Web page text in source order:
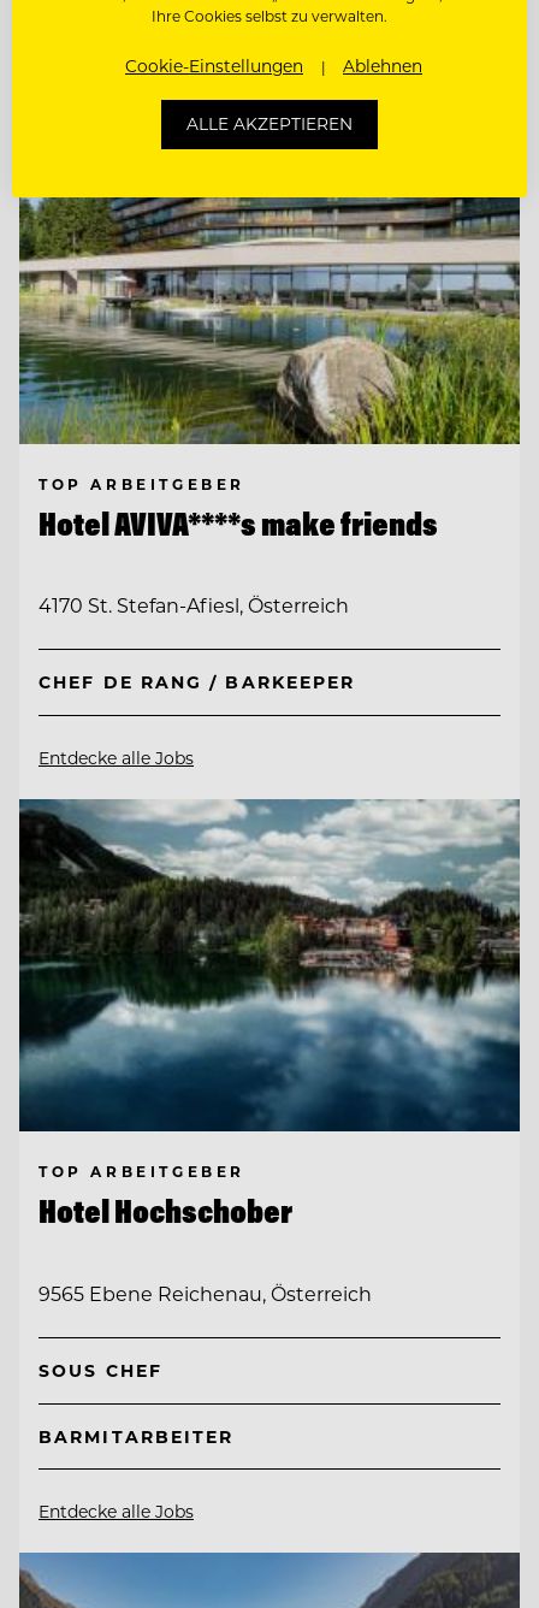
Entdecke alle Jobs
TOP ARBEITGEBER
Hotel AVIVA****s make friends
4170 St. Stefan-Afiesl, Österreich
CHEF DE RANG / BARKEEPER
Entdecke alle Jobs
TOP ARBEITGEBER
Hotel Hochschober
9565 Ebene Reichenau, Österreich
SOUS CHEF
BARMITARBEITER
Entdecke alle Jobs
Ihre Cookies selbst zu verwalten.
Cookie-Einstellungen Ablehnen
ALLE AKZEPTIEREN